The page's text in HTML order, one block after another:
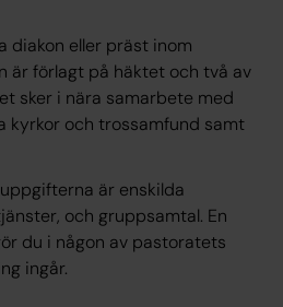
diakon eller präst inom
är förlagt på häktet och två av
sker i nära samarbete med
kyrkor och trossamfund samt
är enskilda
och gruppsamtal. En
du i någon av pastoratets
ingår.